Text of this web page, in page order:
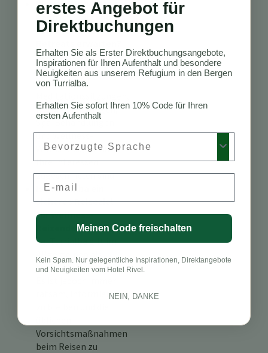
Welche Aktivitäten
kann ich während
eines Wellness-
Erwarten Sie
Aktivitäten wie
Yoga-Kurse,
Naturwanderungen,
Spa-Behandlungen
und Wellness-
Workshops, die auf
Ihre Interessen
zugeschnitten sind.
Ist Turrialba ein
sicheres Reiseziel
für Wellness-
Reisende?
Ja, Turrialba gilt im
Allgemeinen als
sicher für Reisende.
ratsam, informiert
Vorsichtsmaßnahmen
beim Reisen zu
erstes Angebot für
Direktbuchungen
Erhalten Sie als Erster Direktbuchungsangebote,
Inspirationen für Ihren Aufenthalt und besondere
Neuigkeiten aus unserem Refugium in den Bergen
von Turrialba.
Erhalten Sie sofort Ihren 10% Code für Ihren
ersten Aufenthalt
Meinen Code freischalten
Kein Spam. Nur gelegentliche Inspirationen, Direktangebote
und Neuigkeiten vom Hotel Rivel.
NEIN, DANKE